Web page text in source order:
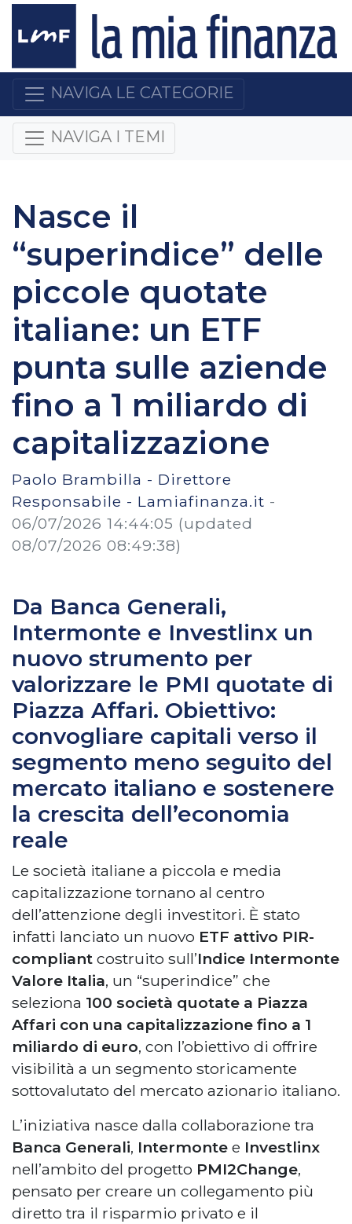
NAVIGA LE CATEGORIE
NAVIGA I TEMI
Nasce il
“superindice” delle
piccole quotate
italiane: un ETF
punta sulle aziende
fino a 1 miliardo di
capitalizzazione
Paolo Brambilla - Direttore
Responsabile - Lamiafinanza.it -
06/07/2026 14:44:05 (updated
08/07/2026 08:49:38)
Da Banca Generali,
Intermonte e Investlinx un
nuovo strumento per
valorizzare le PMI quotate di
Piazza Affari. Obiettivo:
convogliare capitali verso il
segmento meno seguito del
mercato italiano e sostenere
la crescita dell’economia
reale
Le società italiane a piccola e media
capitalizzazione tornano al centro
dell’attenzione degli investitori. È stato
infatti lanciato un nuovo ETF attivo PIR-
compliant costruito sull’Indice Intermonte
Valore Italia, un “superindice” che
seleziona 100 società quotate a Piazza
Affari con una capitalizzazione fino a 1
miliardo di euro, con l’obiettivo di offrire
visibilità a un segmento storicamente
sottovalutato del mercato azionario italiano.
L’iniziativa nasce dalla collaborazione tra
Banca Generali, Intermonte e Investlinx
nell’ambito del progetto PMI2Change,
pensato per creare un collegamento più
diretto tra il risparmio privato e il